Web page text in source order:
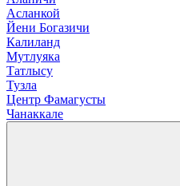
Асланкой
Йени Богазичи
Калиланд
Мутлуяка
Татлысу
Тузла
Центр Фамагусты
Чанаккале